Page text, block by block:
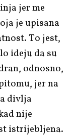
jer me
je upisana
To jest,
ideju da su
odnosno,
jer na
divlja
nije
istrijebljena.